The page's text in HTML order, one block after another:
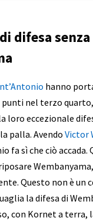
difesa senza
hanno
nel terzo
loro eccezionale
palla. Avendo Victor
fa sì che ciò accada.
Questo non è un
la difesa di
con Kornet a terra,